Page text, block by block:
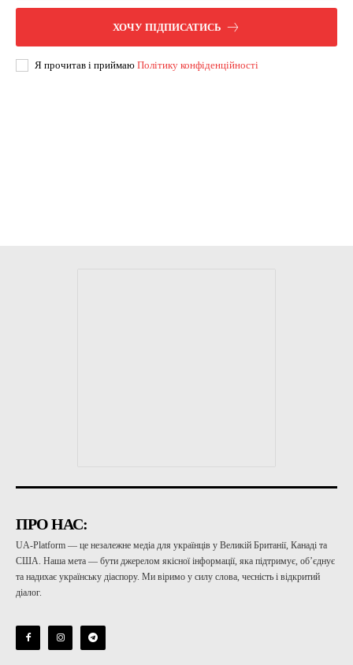
ХОЧУ ПІДПИСАТИСЬ
Я прочитав і приймаю Політику конфіденційності
ПРО НАС:
UA-Platform — це незалежне медіа для українців у Великій Британії, Канаді та
США. Наша мета — бути джерелом якісної інформації, яка підтримує, об’єднує
та надихає українську діаспору. Ми віримо у силу слова, чесність і відкритий
діалог.